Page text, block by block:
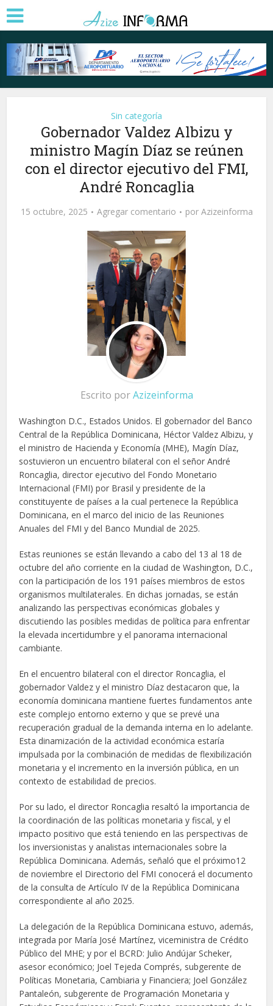
Sin categoría
Gobernador Valdez Albizu y
ministro Magín Díaz se reúnen
con el director ejecutivo del FMI,
André Roncaglia
15 octubre, 2025 Agregar comentario por Azizeinforma
Escrito porAzizeinforma
Washington D.C., Estados Unidos. El gobernador del Banco
Central de la República Dominicana, Héctor Valdez Albizu, y
el ministro de Hacienda y Economía (MHE), Magín Díaz,
sostuvieron un encuentro bilateral con el señor André
Roncaglia, director ejecutivo del Fondo Monetario
Internacional (FMI) por Brasil y presidente de la
constituyente de países a la cual pertenece la República
Dominicana, en el marco del inicio de las Reuniones
Anuales del FMI y del Banco Mundial de 2025.
Estas reuniones se están llevando a cabo del 13 al 18 de
octubre del año corriente en la ciudad de Washington, D.C.,
con la participación de los 191 países miembros de estos
organismos multilaterales. En dichas jornadas, se están
analizando las perspectivas económicas globales y
discutiendo las posibles medidas de política para enfrentar
la elevada incertidumbre y el panorama internacional
cambiante.
En el encuentro bilateral con el director Roncaglia, el
gobernador Valdez y el ministro Díaz destacaron que, la
economía dominicana mantiene fuertes fundamentos ante
este complejo entorno externo y que se prevé una
recuperación gradual de la demanda interna en lo adelante.
Esta dinamización de la actividad económica estaría
impulsada por la combinación de medidas de flexibilización
monetaria y el incremento en la inversión pública, en un
contexto de estabilidad de precios.
Por su lado, el director Roncaglia resaltó la importancia de
la coordinación de las políticas monetaria y fiscal, y el
impacto positivo que está teniendo en las perspectivas de
los inversionistas y analistas internacionales sobre la
República Dominicana. Además, señaló que el próximo12
de noviembre el Directorio del FMI conocerá el documento
de la consulta de Artículo IV de la República Dominicana
correspondiente al año 2025.
La delegación de la República Dominicana estuvo, además,
integrada por María José Martínez, viceministra de Crédito
Público del MHE; y por el BCRD: Julio Andújar Scheker,
asesor económico; Joel Tejeda Comprés, subgerente de
Políticas Monetaria, Cambiaria y Financiera; Joel González
Pantaleón, subgerente de Programación Monetaria y